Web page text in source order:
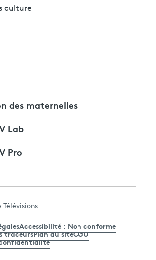
culture
des maternelles
Lab
Pro
Télévisions
Accessibilité : Non conforme
traceursPlan du siteCGU